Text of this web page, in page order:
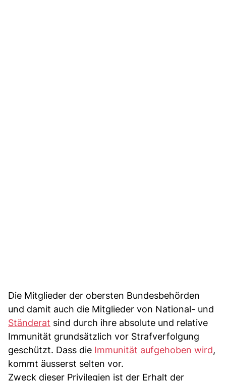
Die Mitglieder der obersten Bundesbehörden
und damit auch die Mitglieder von National- und
Ständerat sind durch ihre absolute und relative
Immunität grundsätzlich vor Strafverfolgung
geschützt. Dass die Immunität aufgehoben wird,
kommt äusserst selten vor.
Zweck dieser Privilegien ist der Erhalt der